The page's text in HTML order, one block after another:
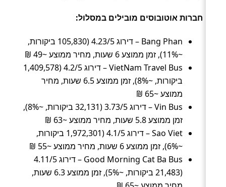
חברות אוטובוסים מובילים במסלול:
Bang Phan – דירוג 4.23/5 (105,830 ביקורות,
~11%), זמן ממוצע 6 שעות, מחיר ממוצע ~49 ₪
VietNam Travel Bus – דירוג 4.2/5 (1,409,578
ביקורות, ~8%), זמן ממוצע 6.5 שעות, מחיר
ממוצע ~65 ₪
Vin Bus – דירוג 3.73/5 (32,131 ביקורות, ~8%),
זמן ממוצע 5.8 שעות, מחיר ממוצע ~63 ₪
Sao Viet – דירוג 4.1/5 (1,972,301 ביקורות,
~6%), זמן ממוצע 6 שעות, מחיר ממוצע ~55 ₪
Good Morning Cat Ba Bus – דירוג 4.11/5
(21,483 ביקורות, ~5%), זמן ממוצע 6.3 שעות,